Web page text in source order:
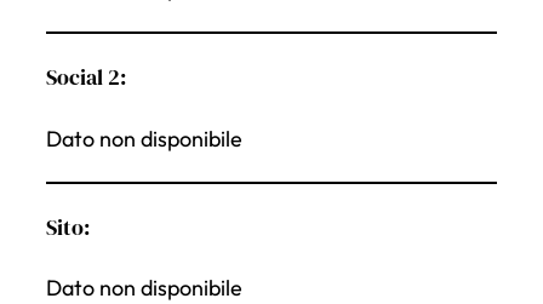
Social 2:
Dato non disponibile
Sito:
Dato non disponibile